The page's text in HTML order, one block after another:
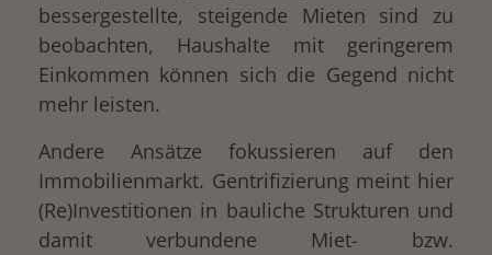
bessergestellte, steigende Mieten sind zu
beobachten, Haushalte mit geringerem
Einkommen können sich die Gegend nicht
mehr leisten.
Andere Ansätze fokussieren auf den
Immobilienmarkt. Gentrifizierung meint hier
(Re)Investitionen in bauliche Strukturen und
damit verbundene Miet- bzw.